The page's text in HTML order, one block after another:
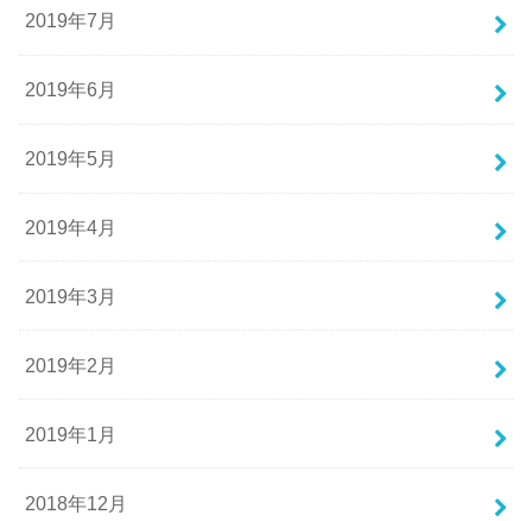
2019年7月
2019年6月
2019年5月
2019年4月
2019年3月
2019年2月
2019年1月
2018年12月